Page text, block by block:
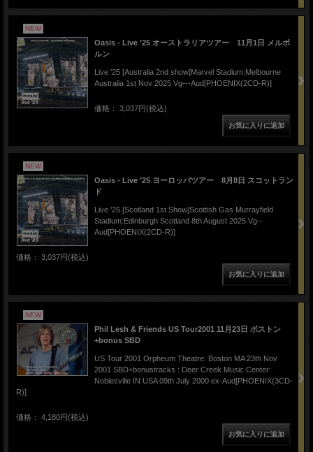
NEW
Oasis - Live ’25 オーストラリアツアー 11月1日 メルボ
ルン
Live ’25 [Australia 2nd show]Marvel Stadium:Melbourne
Australia 1st Nov 2025 Vg---Aud[PHOENIX(2CD-R)]
価格： 3,037円(税込)
NEW
Oasis - Live ’25 ヨーロッパツアー 8月8日 スコットラン
ド
Live ’25 [Scotland 1st Show]Scottish Gas Murrayfield
Stadium:Edinburgh Scotland 8th August 2025 Vg--
Aud[PHOENIX(2CD-R)]
価格： 3,037円(税込)
NEW
Phil Lesh & Friends US Tour2001 11月23日 ボストン
+bonus SBD
US Tour 2001 Orpheum Theatre: Boston MA 23th Nov
2001 SBD+bonustracks : Deer Creek Music Center:
Noblesville IN USA 09th July 2000 ex-Aud[PHOENIX(3CD-
R)]
価格： 4,180円(税込)